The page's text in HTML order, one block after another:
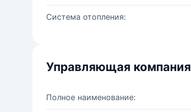
Система отопления:
Управляющая компания
Полное наименование: